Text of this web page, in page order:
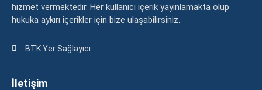
hizmet vermektedir. Her kullanıcı içerik yayınlamakta olup
hukuka aykırı içerikler için bize ulaşabilirsiniz.
BTK Yer Sağlayıcı
İletişim